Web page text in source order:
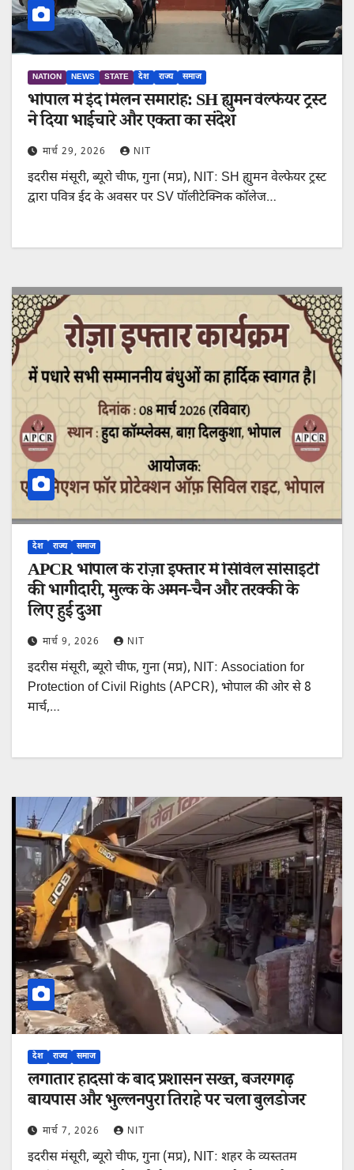
NATION NEWS STATE देश राज्य समाज
भोपाल में ईद मिलन समारोह: SH ह्युमन वेल्फेयर ट्रस्ट
ने दिया भाईचारे और एकता का संदेश
मार्च 29, 2026 NIT
इदरीस मंसूरी, ब्यूरो चीफ, गुना (मप्र), NIT: SH ह्युमन वेल्फेयर ट्रस्ट
द्वारा पवित्र ईद के अवसर पर SV पॉलीटेक्निक कॉलेज…
देश राज्य समाज
APCR भोपाल के रोज़ा इफ्तार में सिविल सोसाइटी
की भागीदारी, मुल्क के अमन-चैन और तरक्की के
लिए हुई दुआ
मार्च 9, 2026 NIT
इदरीस मंसूरी, ब्यूरो चीफ, गुना (मप्र), NIT: Association for
Protection of Civil Rights (APCR), भोपाल की ओर से 8
मार्च,…
देश राज्य समाज
लगातार हादसों के बाद प्रशासन सख्त, बजरंगगढ़
बायपास और भुल्लनपुरा तिराहे पर चला बुलडोजर
मार्च 7, 2026 NIT
इदरीस मंसूरी, ब्यूरो चीफ, गुना (मप्र), NIT: शहर के व्यस्ततम